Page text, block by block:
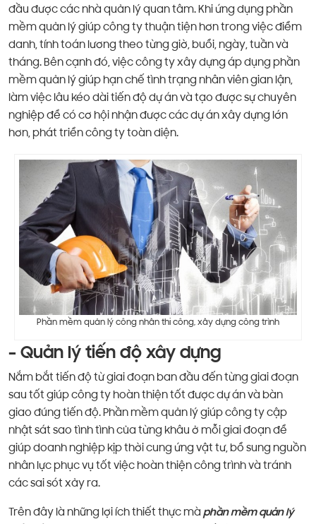
đầu được các nhà quản lý quan tâm. Khi ứng dụng phần
mềm quản lý giúp công ty thuận tiện hơn trong việc điểm
danh, tính toán lương theo từng giờ, buổi, ngày, tuần và
tháng. Bên cạnh đó, việc công ty xây dựng áp dụng phần
mềm quản lý giúp hạn chế tình trạng nhân viên gian lận,
làm việc lâu kéo dài tiến độ dự án và tạo được sự chuyên
nghiệp để có cơ hội nhận được các dự án xây dựng lớn
hơn, phát triển công ty toàn diện.
Phần mềm quản lý công nhân thi công, xây dựng công trình
– Quản lý tiến độ xây dựng
Nắm bắt tiến độ từ giai đoạn ban đầu đến từng giai đoạn
sau tốt giúp công ty hoàn thiện tốt được dự án và bàn
giao đúng tiến độ. Phần mềm quản lý giúp công ty cập
nhật sát sao tình tình của từng khâu ở mỗi giai đoạn để
giúp doanh nghiệp kịp thời cung ứng vật tư, bổ sung nguồn
nhân lực phục vụ tốt việc hoàn thiện công trình và tránh
các sai sót xảy ra.
Trên đây là những lợi ích thiết thực mà phần mềm quản lý